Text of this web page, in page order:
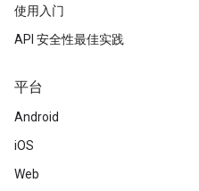
使用入门
API 安全性最佳实践
平台
Android
iOS
Web